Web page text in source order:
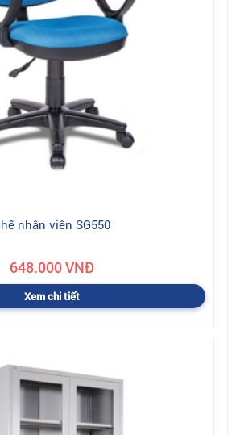
nhân viên SG550
648.000 VNĐ
Xem chi tiết